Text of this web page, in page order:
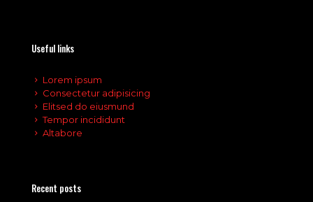
Useful links
Lorem ipsum
Consectetur adipisicing
Elitsed do eiusmund
Tempor incididunt
Altabore
Recent posts